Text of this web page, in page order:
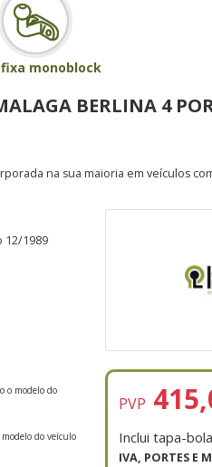
monoblock
BERLINA 4
na sua maioria em veículos
12/1989
o modelo do
do veículo
PVP
Inclui tapa-
IVA, PORTES E